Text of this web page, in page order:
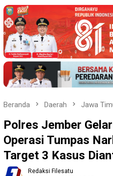
Beranda Daerah Jawa
Polres Jember
Operasi Tumpas
Target 3 Kasus
Redaksi Filesatu